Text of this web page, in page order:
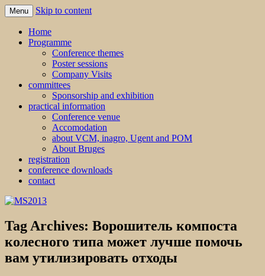
MS2013
Menu Skip to content
Home
Programme
Conference themes
Poster sessions
Company Visits
committees
Sponsorship and exhibition
practical information
Conference venue
Accomodation
about VCM, inagro, Ugent and POM
About Bruges
registration
conference downloads
contact
Tag Archives: Ворошитель компоста
колесного типа может лучше помочь
вам утилизировать отходы